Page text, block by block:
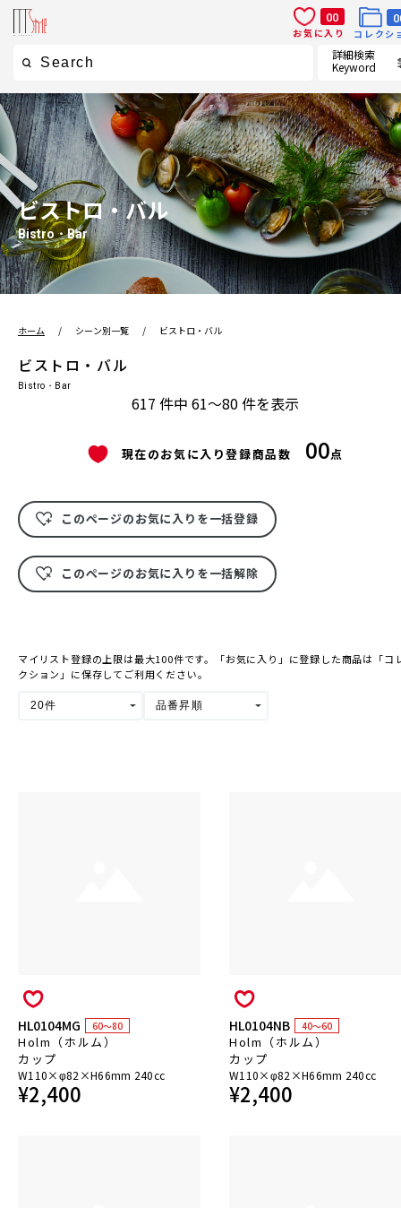
詳細検索
Keyword
00
お気に入り
コレクシ
ビストロ・バル
Bistro・Bar
ホーム / シーン別⼀覧 / ビストロ・バル
ビストロ・バル
Bistro・Bar
617 件中 61～80 件を表示
現在のお気に入り登録商品数 00点
このページのお気に入りを一括登録
このページのお気に入りを一括解除
マイリスト登録の上限は最大100件です。「お気に入り」に登録した商品は「コ
クション」に保存してご利用ください。
HL0104MG 60～80
Holm（ホルム）
カップ
W110×φ82×H66mm 240cc
¥2,400
HL0104NB 40～60
Holm（ホルム）
カップ
W110×φ82×H66mm 240cc
¥2,400